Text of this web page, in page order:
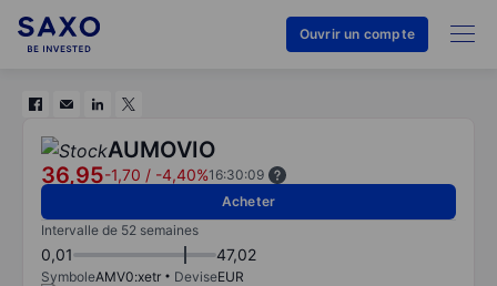
Ouvrir un compte
AUMOVIO
36,95-1,70 / -4,40%16:30:09
Acheter
Intervalle de 52 semaines
0,01 47,02
SymboleAMV0:xetr DeviseEUR